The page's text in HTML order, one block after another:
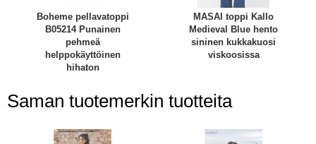
Boheme pellavatoppi
B05214 Punainen
pehmeä
helppokäyttöinen
hihaton
MASAI toppi Kallo
Medieval Blue hento
sininen kukkakuosi
viskoosissa
Saman tuotemerkin tuotteita